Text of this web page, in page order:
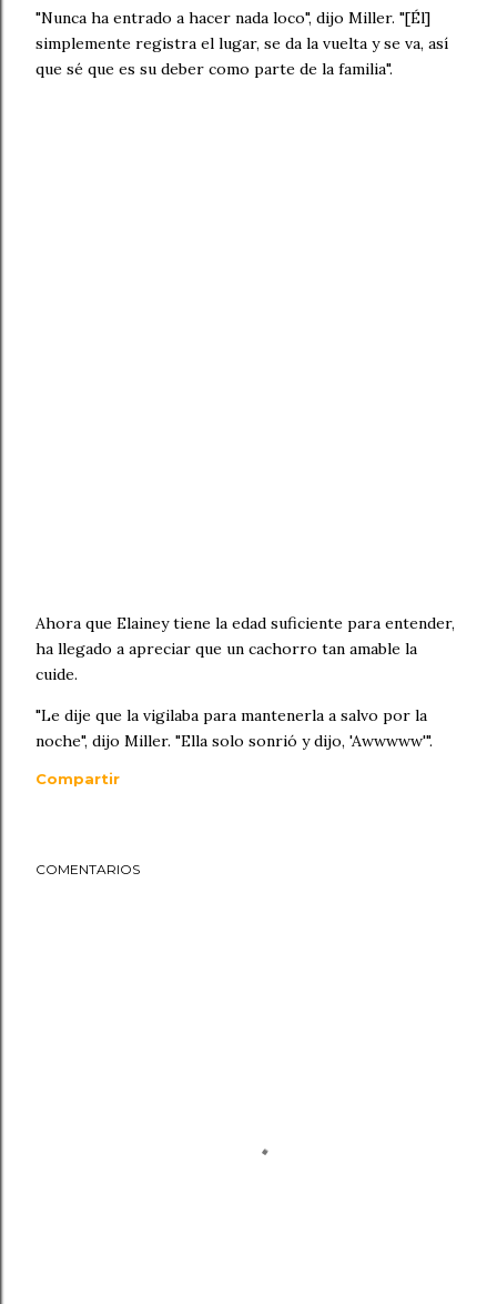
"Nunca ha entrado a hacer nada loco", dijo Miller. "[Él]
simplemente registra el lugar, se da la vuelta y se va, así
que sé que es su deber como parte de la familia".
Ahora que Elainey tiene la edad suficiente para entender,
ha llegado a apreciar que un cachorro tan amable la
cuide.
"Le dije que la vigilaba para mantenerla a salvo por la
noche", dijo Miller. "Ella solo sonrió y dijo, 'Awwwww'".
Compartir
COMENTARIOS